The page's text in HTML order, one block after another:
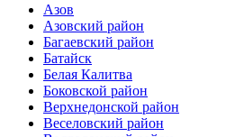
Азов
Азовский район
Багаевский район
Батайск
Белая Калитва
Боковской район
Верхнедонской район
Веселовский район